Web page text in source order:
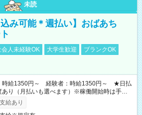
未読
込み可能＊週払い】おばあち
会人未経験OK 大学生歓迎
ブランクOK
時給1350円～ 経験者：時給1350円～ ★日払
あり（月払いも選べます）※稼働開始時は手続き
払いとなります。
給あり